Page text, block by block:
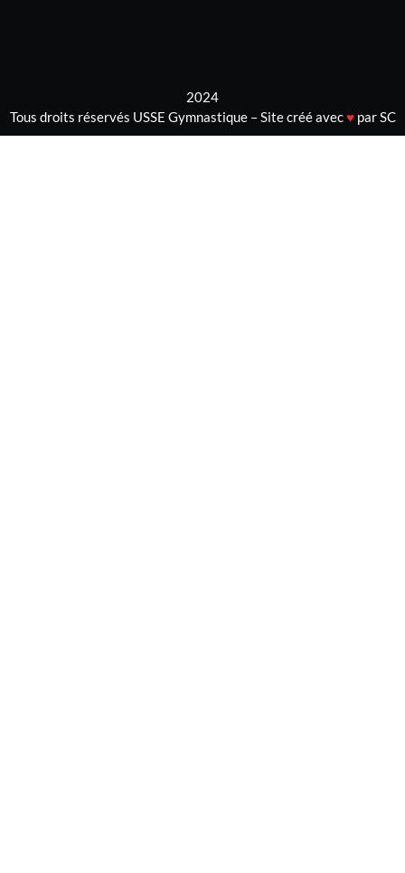
2024
Tous droits réservés USSE Gymnastique – Site créé avec♥ par SC